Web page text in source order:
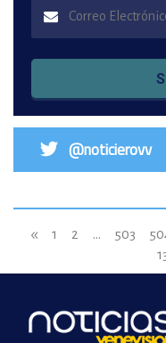
@noticierovv
« 1 2 ... 503